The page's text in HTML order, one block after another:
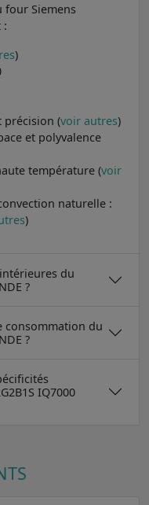
four Siemens
:
)
précision (voir autres)
et polyvalence
température (voir
naturelle :
)
du
?
consommation du
?
IQ7000